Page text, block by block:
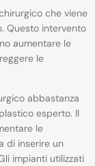
che viene
Questo intervento
aumentare le
le
abbastanza
esperto. Il
le
di inserire un
impianti utilizzati